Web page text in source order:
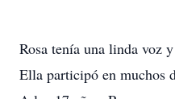
Rosa tenía una linda voz
Ella participó en muchos